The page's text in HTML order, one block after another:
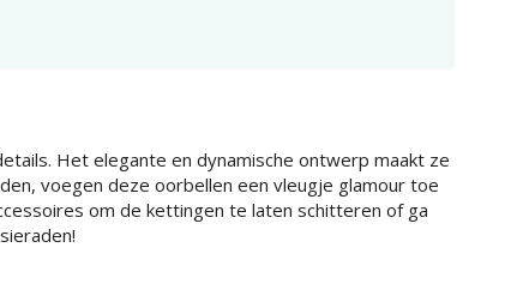
Het elegante en dynamische ontwerp maakt ze
voegen deze oorbellen een vleugje glamour toe
om de kettingen te laten schitteren of ga